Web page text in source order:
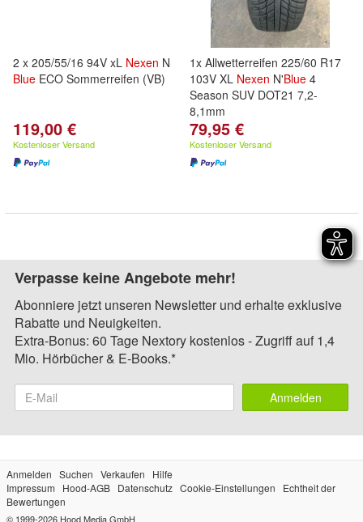
2 x 205/55/16 94V xL Nexen N
Blue ECO Sommerreifen (VB)
119,00 €
Kostenloser Versand
1x Allwetterreifen 225/60 R17
103V XL Nexen N'Blue 4
Season SUV DOT21 7,2-
8,1mm
79,95 €
Kostenloser Versand
Verpasse keine Angebote mehr!
Abonniere jetzt unseren Newsletter und erhalte exklusive
Rabatte und Neuigkeiten.
Extra-Bonus: 60 Tage Nextory kostenlos - Zugriff auf 1,4
Mio. Hörbücher & E-Books.*
Anmelden
Anmelden Suchen Verkaufen
Hilfe
Impressum
Hood-AGB Datenschutz Cookie-Einstellungen
Echtheit der
Bewertungen
© 1999-2026 Hood Media GmbH